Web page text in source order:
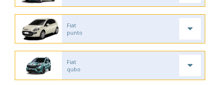
Fiat
punto
Fiat
qubo